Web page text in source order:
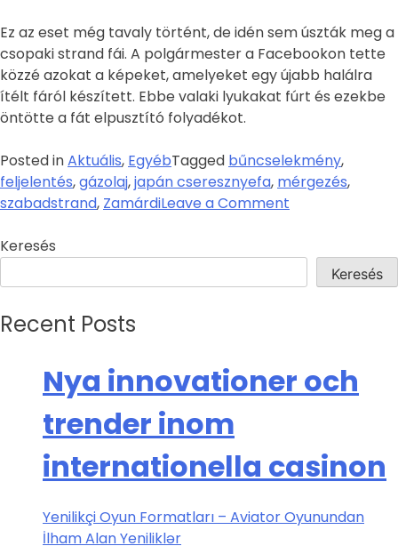
Ez az eset még tavaly történt, de idén sem úszták meg a
csopaki strand fái. A polgármester a Facebookon tette
közzé azokat a képeket, amelyeket egy újabb halálra
ítélt fáról készített. Ebbe valaki lyukakat fúrt és ezekbe
öntötte a fát elpusztító folyadékot.
Posted inAktuális, EgyébTagged bűncselekmény,
feljelentés,gázolaj,japán cseresznyefa, mérgezés,
szabadstrand, ZamárdiLeave a Comment
Keresés
Keresés
Recent Posts
Nya innovationer och
trender inom
internationella casinon
Yenilikçi Oyun Formatları – Aviator Oyunundan
İlham Alan Yeniliklər